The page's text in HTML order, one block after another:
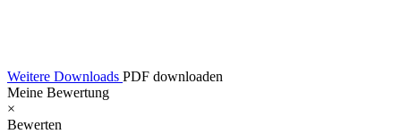
Weitere Downloads PDF downloaden
Meine Bewertung
×
Bewerten